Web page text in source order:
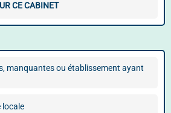
CE CABINET
manquantes ou établissement ayant
locale